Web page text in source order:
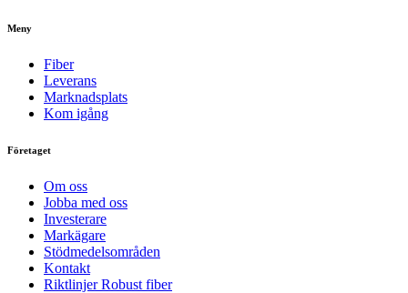
Meny
Fiber
Leverans
Marknadsplats
Kom igång
Företaget
Om oss
Jobba med oss
Investerare
Markägare
Stödmedelsområden
Kontakt
Riktlinjer Robust fiber